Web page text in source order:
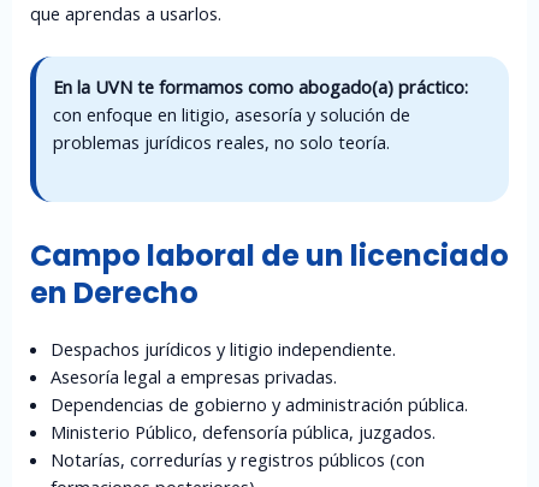
que aprendas a usarlos.
En la UVN te formamos como abogado(a) práctico:
con enfoque en litigio, asesoría y solución de
problemas jurídicos reales, no solo teoría.
Campo laboral de un licenciado
en Derecho
Despachos jurídicos y litigio independiente.
Asesoría legal a empresas privadas.
Dependencias de gobierno y administración pública.
Ministerio Público, defensoría pública, juzgados.
Notarías, corredurías y registros públicos (con